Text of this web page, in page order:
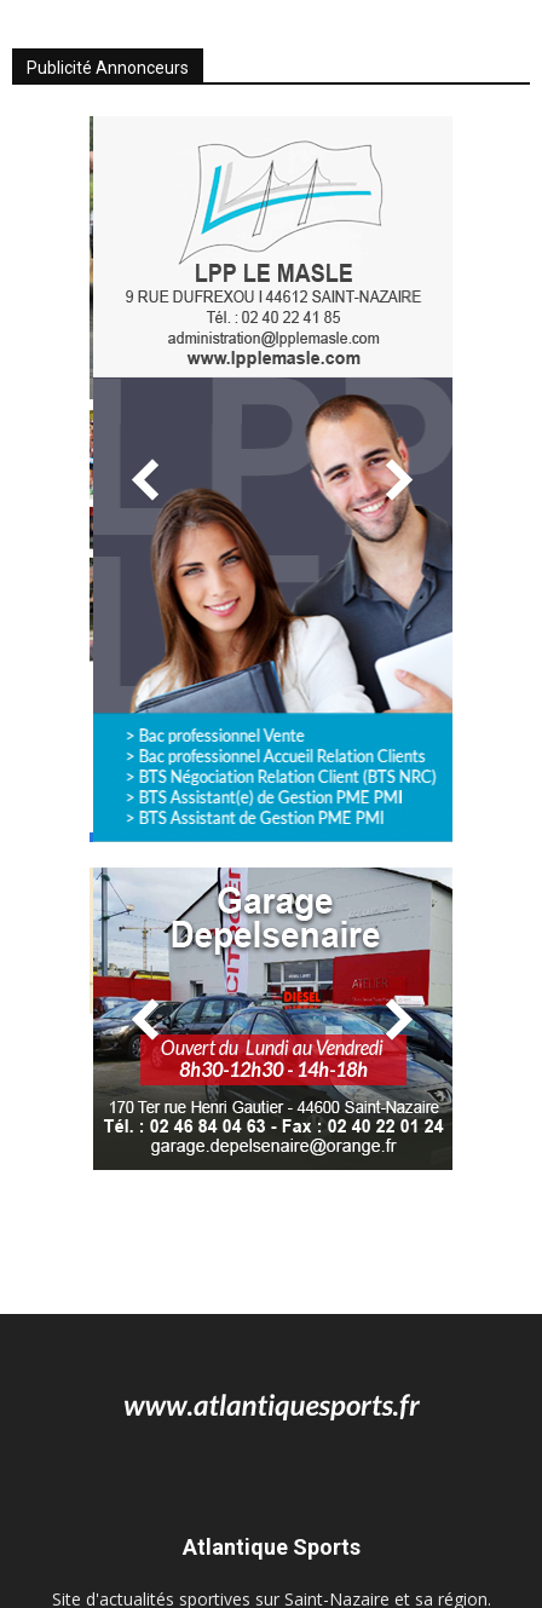
Publicité Annonceurs
Atlantique Sports
Site d'actualités sportives sur Saint-Nazaire et sa région.